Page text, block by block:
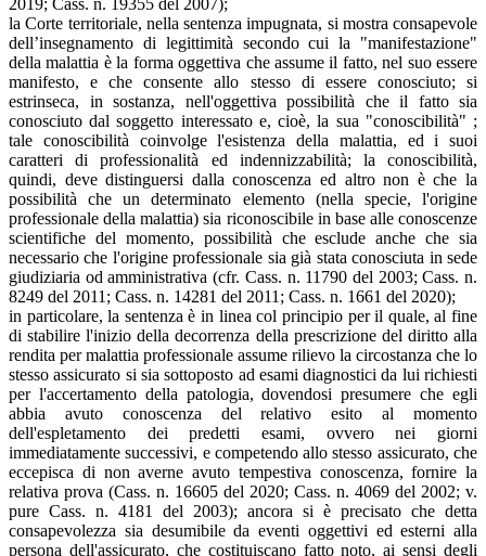
la Corte territoriale, nella sentenza impugnata, si mostra consapevole
dell’insegnamento di legittimità secondo cui la "manifestazione"
della malattia è la forma oggettiva che assume il fatto, nel suo essere
manifesto, e che consente allo stesso di essere conosciuto; si
estrinseca, in sostanza, nell'oggettiva possibilità che il fatto sia
conosciuto dal soggetto interessato e, cioè, la sua "conoscibilità" ;
tale conoscibilità coinvolge l'esistenza della malattia, ed i suoi
caratteri di professionalità ed indennizzabilità; la conoscibilità,
quindi, deve distinguersi dalla conoscenza ed altro non è che la
possibilità che un determinato elemento (nella specie, l'origine
professionale della malattia) sia riconoscibile in base alle conoscenze
scientifiche del momento, possibilità che esclude anche che sia
necessario che l'origine professionale sia già stata conosciuta in sede
giudiziaria od amministrativa (cfr. Cass. n. 11790 del 2003; Cass. n.
8249 del 2011; Cass. n. 14281 del 2011; Cass. n. 1661 del 2020);
in particolare, la sentenza è in linea col principio per il quale, al fine
di stabilire l'inizio della decorrenza della prescrizione del diritto alla
rendita per malattia professionale assume rilievo la circostanza che lo
stesso assicurato si sia sottoposto ad esami diagnostici da lui richiesti
per l'accertamento della patologia, dovendosi presumere che egli
abbia avuto conoscenza del relativo esito al momento
dell'espletamento dei predetti esami, ovvero nei giorni
immediatamente successivi, e competendo allo stesso assicurato, che
eccepisca di non averne avuto tempestiva conoscenza, fornire la
relativa prova (Cass. n. 16605 del 2020; Cass. n. 4069 del 2002; v.
pure Cass. n. 4181 del 2003); ancora si è precisato che detta
consapevolezza sia desumibile da eventi oggettivi ed esterni alla
persona dell'assicurato, che costituiscano fatto noto, ai sensi degli